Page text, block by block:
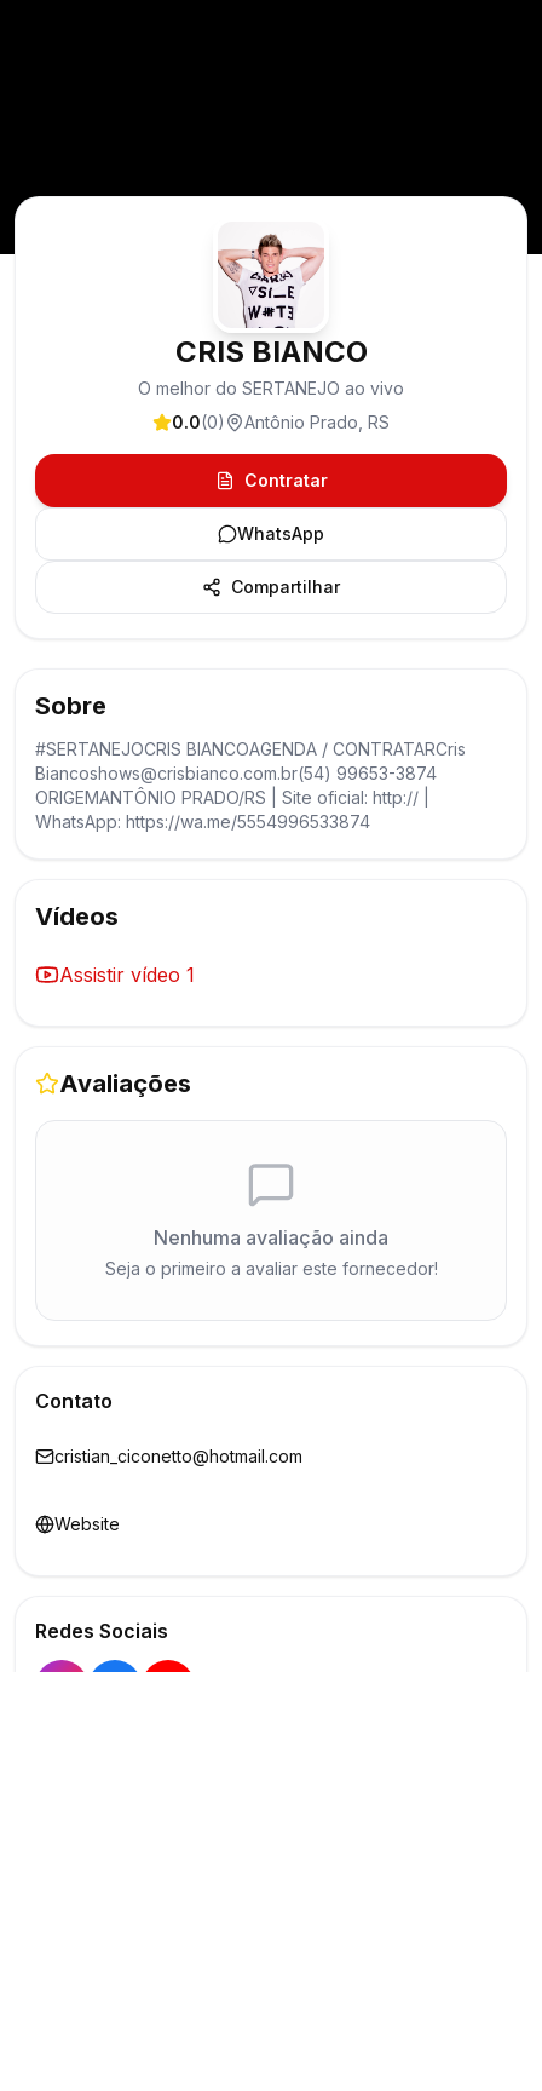
CRIS BIANCO
O melhor do SERTANEJO ao vivo
0.0(0) Antônio Prado RS
Contratar
WhatsApp
Compartilhar
Sobre
#SERTANEJOCRIS BIANCOAGENDA / CONTRATARCris
Biancoshows@crisbianco.com.br(54) 99653-3874
ORIGEMANTÔNIO PRADO/RS | Site oficial: http:// |
WhatsApp: https://wa.me/5554996533874
Vídeos
Assistir vídeo 1
Avaliações
Nenhuma avaliação ainda
Seja o primeiro a avaliar este fornecedor!
Contato
cristian_ciconetto@hotmail.com
Website
Redes Sociais